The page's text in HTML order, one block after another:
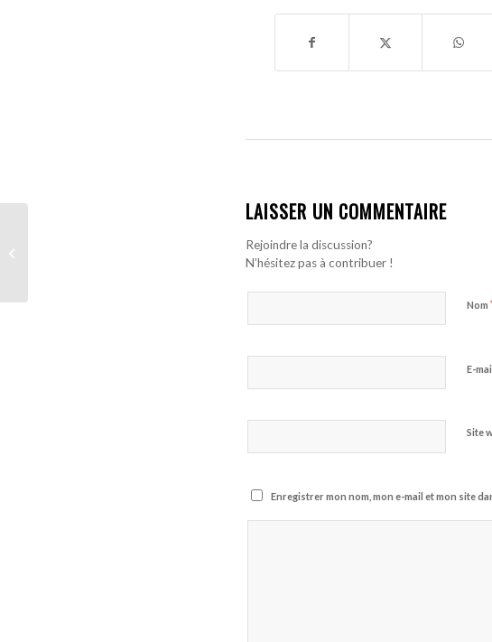
LAISSER UN COMMENTAIRE
Rejoindre la discussion?
N’hésitez pas à contribuer !
Nom
E-mail
Site
Enregistrer mon nom, mon e-mail et mon site